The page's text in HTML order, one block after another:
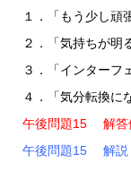
１．「もう少し頑
２．「気持ちが明
３．「インターフ
４．「気分転換に
午後問題15 解
午後問題15 解